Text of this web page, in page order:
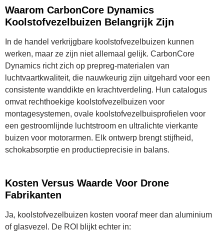
Waarom CarbonCore Dynamics
Koolstofvezelbuizen Belangrijk Zijn
In de handel verkrijgbare koolstofvezelbuizen kunnen
werken, maar ze zijn niet allemaal gelijk. CarbonCore
Dynamics richt zich op prepreg-materialen van
luchtvaartkwaliteit, die nauwkeurig zijn uitgehard voor een
consistente wanddikte en krachtverdeling. Hun catalogus
omvat rechthoekige koolstofvezelbuizen voor
montagesystemen, ovale koolstofvezelbuisprofielen voor
een gestroomlijnde luchtstroom en ultralichte vierkante
buizen voor motorarmen. Elk ontwerp brengt stijfheid,
schokabsorptie en productieprecisie in balans.
Kosten Versus Waarde Voor Drone
Fabrikanten
Ja, koolstofvezelbuizen kosten vooraf meer dan aluminium
of glasvezel. De ROI blijkt echter in: